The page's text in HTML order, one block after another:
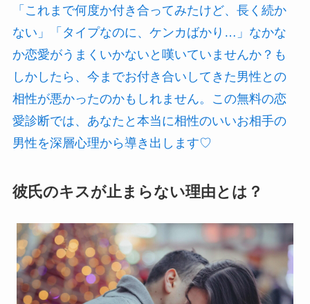
「これまで何度か付き合ってみたけど、長く続か
ない」「タイプなのに、ケンカばかり…」なかな
か恋愛がうまくいかないと嘆いていませんか？も
しかしたら、今までお付き合いしてきた男性との
相性が悪かったのかもしれません。この無料の恋
愛診断では、あなたと本当に相性のいいお相手の
男性を深層心理から導き出します♡
彼氏のキスが止まらない理由とは？